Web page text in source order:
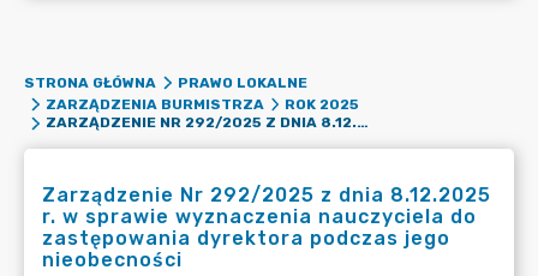
STRONA GŁÓWNA
PRAWO LOKALNE
ZARZĄDZENIA BURMISTRZA
ROK 2025
ZARZĄDZENIE NR 292/2025 Z DNIA 8.12.2025 R. W SPRAWIE WYZNACZENIA NAUCZYCIELA DO ZASTĘPOWANIA DYREKTORA PODCZAS JEGO NIEOBECNOŚCI
Zarządzenie Nr 292/2025 z dnia 8.12.2025
r. w sprawie wyznaczenia nauczyciela do
zastępowania dyrektora podczas jego
nieobecności